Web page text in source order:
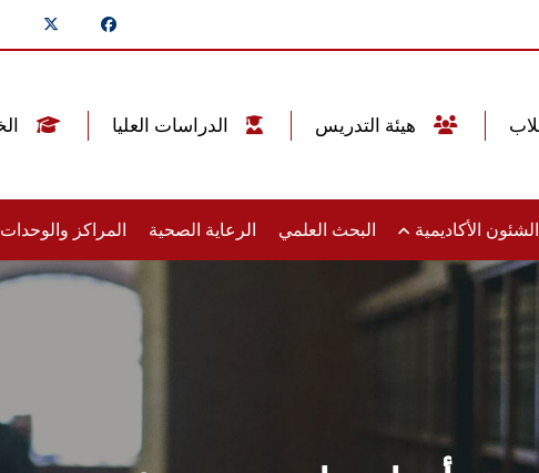
الشئون الأكاديمية البحث العلمي الرعاية الصحية المراكز والوحدات